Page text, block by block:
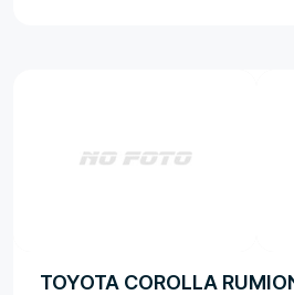
TOYOTA COROLLA